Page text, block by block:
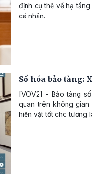
định cụ thể về hạ
cá nhân.
Số hóa bảo tàng:
[VOV2] - Bảo tàng
quan trên không
hiện vật tốt cho tương